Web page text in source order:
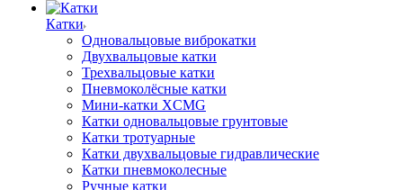
Катки
Одновальцовые виброкатки
Двухвальцовые катки
Трехвальцовые катки
Пневмоколёсные катки
Мини-катки XCMG
Катки одновальцовые грунтовые
Катки тротуарные
Катки двухвальцовые гидравлические
Катки пневмоколесные
Ручные катки